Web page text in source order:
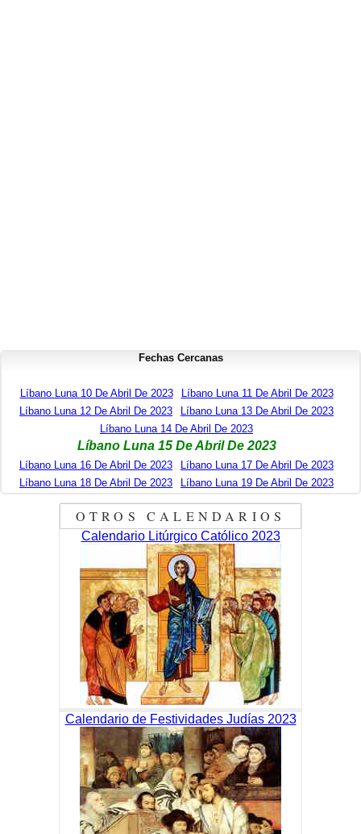
Fechas Cercanas
Líbano Luna 10 De Abril De 2023
Líbano Luna 11 De Abril De 2023
Líbano Luna 12 De Abril De 2023
Líbano Luna 13 De Abril De 2023
Líbano Luna 14 De Abril De 2023
Líbano Luna 15 De Abril De 2023
Líbano Luna 16 De Abril De 2023
Líbano Luna 17 De Abril De 2023
Líbano Luna 18 De Abril De 2023
Líbano Luna 19 De Abril De 2023
OTROS CALENDARIOS
Calendario Litúrgico Católico 2023
Calendario de Festividades Judías 2023